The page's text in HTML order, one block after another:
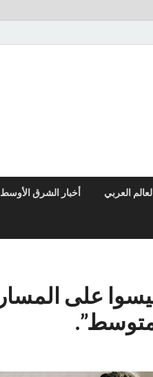
العربي أخبار الشرق الأوسط
على المسار